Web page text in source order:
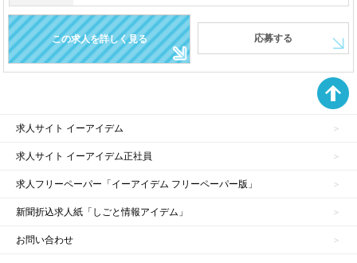
この求人を詳しく見る 応募する
求人サイト イーアイデム
求人サイト イーアイデム正社員
求人フリーペーパー「イーアイデム フリーペーパー版」
新聞折込求人紙「しごと情報アイデム」
お問い合わせ